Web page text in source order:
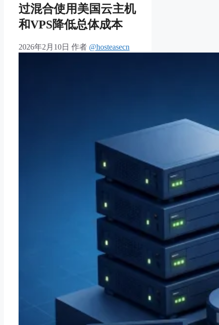
过混合使用美国云主机
和VPS降低总体成本
2026年2月10日 作者 @hosteasecn